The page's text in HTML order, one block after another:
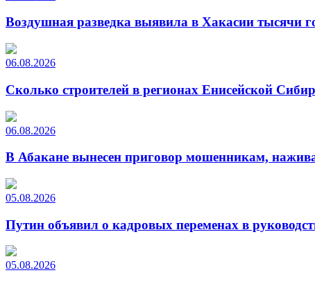
Воздушная разведка выявила в Хакасии тысячи
06.08.2026
Сколько строителей в регионах Енисейской
06.08.2026
В Абакане вынесен приговор мошенникам,
05.08.2026
Путин объявил о кадровых переменах в
05.08.2026